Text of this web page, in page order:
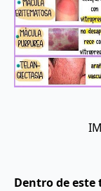
Dentro de